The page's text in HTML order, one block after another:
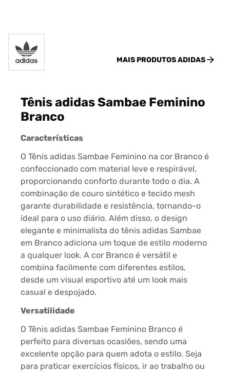
MAIS PRODUTOSADIDAS
Tênis adidas Sambae Feminino
Branco
Características
O Tênis adidas Sambae Feminino na cor Branco é
confeccionado com material leve e respirável,
proporcionando conforto durante todo o dia. A
combinação de couro sintético e tecido mesh
garante durabilidade e resistência, tornando-o
ideal para o uso diário. Além disso, o design
elegante e minimalista do tênis adidas Sambae
em Branco adiciona um toque de estilo moderno
a qualquer look. A cor Branco é versátil e
combina facilmente com diferentes estilos,
desde um visual esportivo até um look mais
casual e despojado.
Versatilidade
O Tênis adidas Sambae Feminino Branco é
perfeito para diversas ocasiões, sendo uma
excelente opção para quem adota o estilo. Seja
para praticar exercícios físicos, ir ao trabalho ou